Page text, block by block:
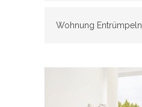
Wohnung Entrümpeln